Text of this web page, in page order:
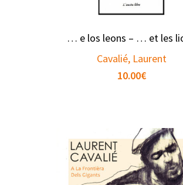
… e los leons – … et les
Cavalié, Laurent
10.00€